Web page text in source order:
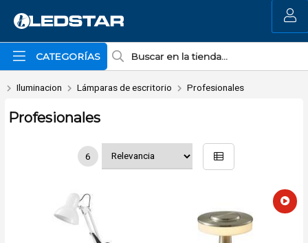
CATEGORÍAS
MI COMPRA
Iluminacion Lámparas de escritorio Profesionales
Profesionales
6